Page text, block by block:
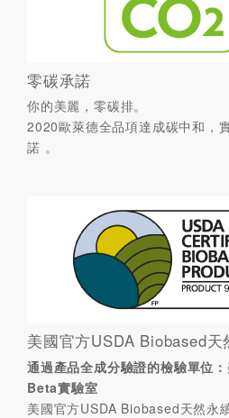
零碳承諾
你的美麗，零碳排。
2020歐萊德全品項達成碳中和，
諾 。
美國官方USDA Biobased天
通過產品全成分驗證的檢驗單位
Beta實驗室
美國官方USDA Biobased天然永